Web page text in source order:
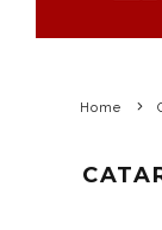
Home